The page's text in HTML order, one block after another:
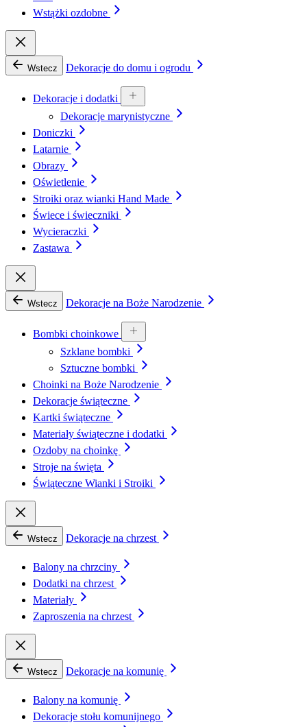
Wstążki ozdobne
Wstecz Dekoracje do domu i ogrodu
Dekoracje i dodatki
Dekoracje marynistyczne
Doniczki
Latarnie
Obrazy
Oświetlenie
Stroiki oraz wianki Hand Made
Świece i świeczniki
Wycieraczki
Zastawa
Wstecz Dekoracje na Boże Narodzenie
Bombki choinkowe
Szklane bombki
Sztuczne bombki
Choinki na Boże Narodzenie
Dekoracje świąteczne
Kartki świąteczne
Materiały świąteczne i dodatki
Ozdoby na choinkę
Stroje na święta
Świąteczne Wianki i Stroiki
Wstecz Dekoracje na chrzest
Balony na chrzciny
Dodatki na chrzest
Materiały
Zaproszenia na chrzest
Wstecz Dekoracje na komunię
Balony na komunię
Dekoracje stołu komunijnego